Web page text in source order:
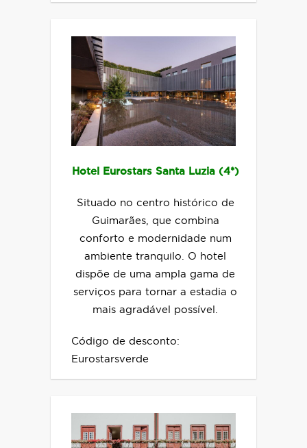
Hotel Eurostars Santa Luzia (4*)
Situado no centro histórico de
Guimarães, que combina
conforto e modernidade num
ambiente tranquilo. O hotel
dispõe de uma ampla gama de
serviços para tornar a estadia o
mais agradável possível.
Código de desconto:
Eurostarsverde